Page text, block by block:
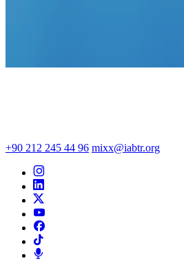
+90 212 245 44 96 mixx@iabtr.org